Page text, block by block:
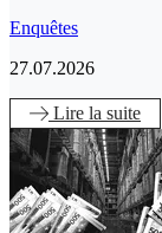
Enquêtes
27.07.2026
Lire la suite